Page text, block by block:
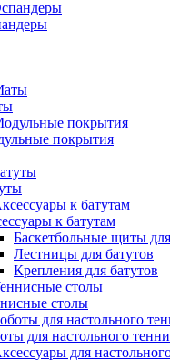
покрытия
к батутам
Баскетбольные щиты
Лестницы для батутов
Крепления для батутов
столы
для настольного